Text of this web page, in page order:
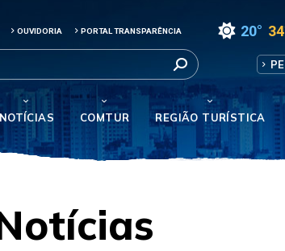
OUVIDORIA PORTAL TRANSPARÊNCIA 20°
COMTUR REGIÃO TURÍSTICA